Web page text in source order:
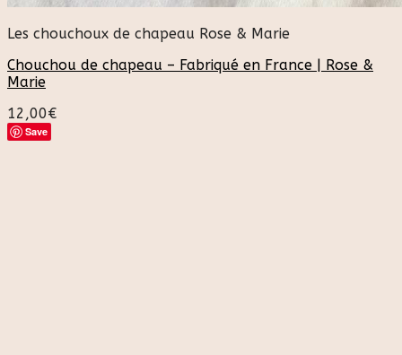
Les chouchoux de chapeau Rose & Marie
Chouchou de chapeau – Fabriqué en France | Rose &
Marie
12,00€
Save